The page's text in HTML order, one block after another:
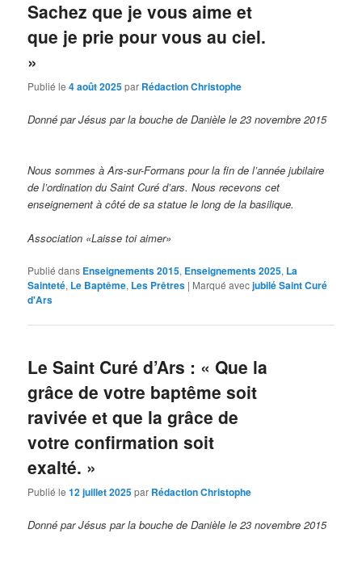
Sachez que je vous aime et
que je prie pour vous au ciel.
»
Publié le4 août 2025par Rédaction Christophe
Donné par Jésus par la bouche de Danièle le 23 novembre 2015
Nous sommes à Ars-sur-Formans pour la fin de l’année jubilaire
de l’ordination du Saint Curé d’ars. Nous recevons cet
enseignement à côté de sa statue le long de la basilique.
Association «Laisse toi aimer»
Publié dans Enseignements 2015, Enseignements 2025, La
Sainteté, Le Baptême, Les Prêtres | Marqué avecjubilé Saint Curé
d'Ars
Le Saint Curé d’Ars : « Que la
grâce de votre baptême soit
ravivée et que la grâce de
votre confirmation soit
exalté. »
Publié le12 juillet 2025par Rédaction Christophe
Donné par Jésus par la bouche de Danièle le 23 novembre 2015